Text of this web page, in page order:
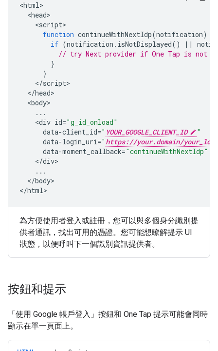
<html
<head
<script
function continueWithNextIdp(notification)
if (notification . isNotDisplayed() ||
// try Next provider if One Tap is not
}
}
</script
</head
<body
...
<div id="g_id_onload"
data-client_id=" YOUR_GOOGLE_CLIENT_ID
"
data-login_uri=" https://your.domain/
data-moment_callback="continueWithNextIdp"
</div
...
</body>
</html
為方便使用者登入或註冊，您可以與多個身分識別提
供者通訊，找出可用的憑證。您可能想瞭解提示 UI
狀態，以便呼叫下一個識別資訊提供者。
按鈕和提示
「使用 Google 帳戶登入」按鈕和 One Tap 提示可能會同時
顯示在單一頁面上。